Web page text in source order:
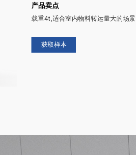
产品卖点
载重4t,适合室内物料转运量大的场景
获取样本